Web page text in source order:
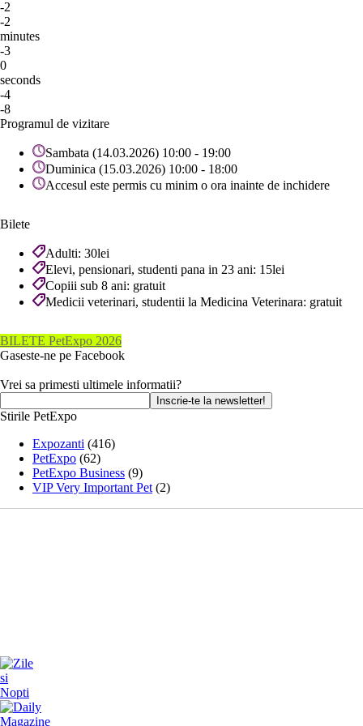
-2
-2
minutes
-3
0
seconds
-4
-8
Programul de vizitare
Sambata (14.03.2026) 10:00 - 19:00
Duminica (15.03.2026) 10:00 - 18:00
Accesul este permis cu minim o ora inainte de inchidere
Bilete
Adulti: 30lei
Elevi, pensionari, studenti pana in 23 ani: 15lei
Copiii sub 8 ani: gratuit
Medicii veterinari, studentii la Medicina Veterinara: gratuit
BILETE PetExpo 2026
Gaseste-ne pe Facebook
Vrei sa primesti ultimele informatii?
Stirile PetExpo
Expozanti (416)
PetExpo (62)
PetExpo Business (9)
VIP Very Important Pet (2)